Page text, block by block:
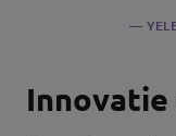
Innovatie